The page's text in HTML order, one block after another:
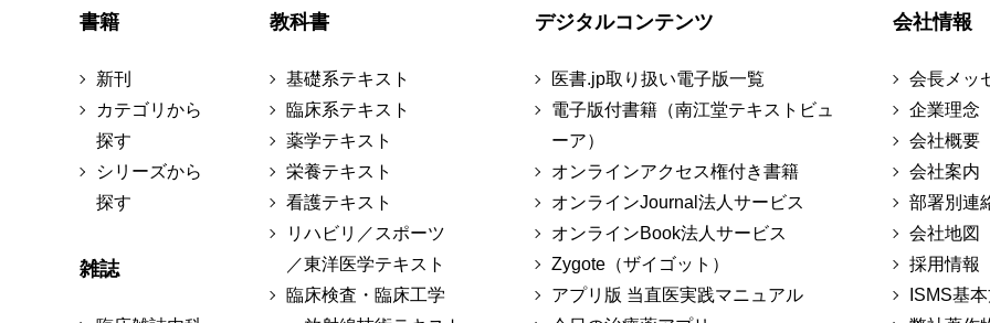
書籍
新刊
カテゴリから
探す
シリーズから
探す
雑誌
教科書
基礎系テキスト
臨床系テキスト
薬学テキスト
栄養テキスト
看護テキスト
リハビリ／スポーツ
／東洋医学テキスト
臨床検査・臨床工学
デジタルコンテンツ
医書.jp取り扱い電子版一覧
電子版付書籍（南江堂テキストビュ
ーア）
オンラインアクセス権付き書籍
オンラインJournal法人サービス
オンラインBook法人サービス
Zygote（ザイゴット）
アプリ版 当直医実践マニュアル
会社情報
会長メッ
企業理念
会社概要
会社案内
部署別連
会社地図
採用情報
ISMS基